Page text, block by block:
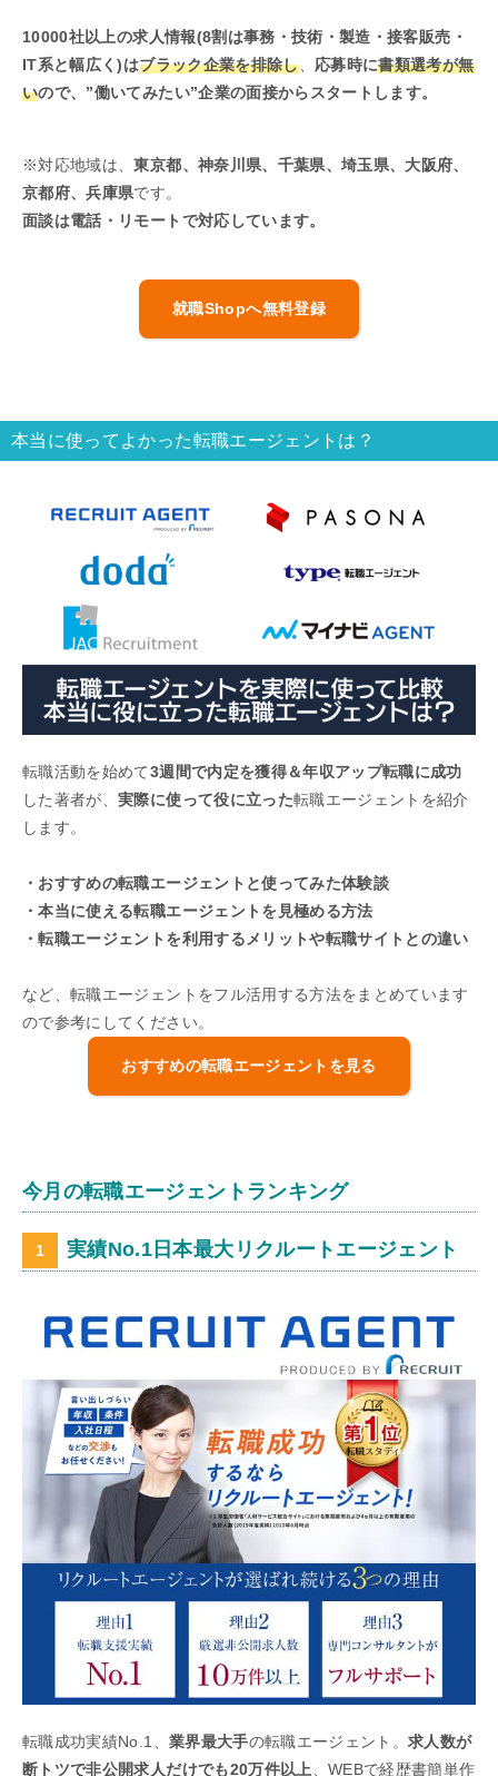
10000社以上の求人情報(8割は事務・技術・製造・接客販売・
IT系と幅広く)はブラック企業を排除し、 応募時に書類選考が無
いので、”働いてみたい”企業の面接からスタートします。
※対応地域は、東京都、神奈川県、千葉県、埼玉県、大阪府、
京都府、兵庫県です。
面談は電話・リモートで対応しています。
就職Shopへ無料登録
本当に使ってよかった転職エージェントは？
転職活動を始めて3週間で内定を獲得＆年収アップ転職に成功
した著者が、実際に使って役に立った転職エージェントを紹介
します。
・おすすめの転職エージェントと使ってみた体験談
・本当に使える転職エージェントを見極める方法
・転職エージェントを利用するメリットや転職サイトとの違い
など、転職エージェントをフル活用する方法をまとめています
ので参考にしてください。
おすすめの転職エージェントを見る
今月の転職エージェントランキング
実績No.1日本最大リクルートエージェント
転職成功実績No.1、 業界最大手の転職エージェント。求人数が
断トツで非公開求人だけでも20万件以上
、WEBで経歴書簡単作